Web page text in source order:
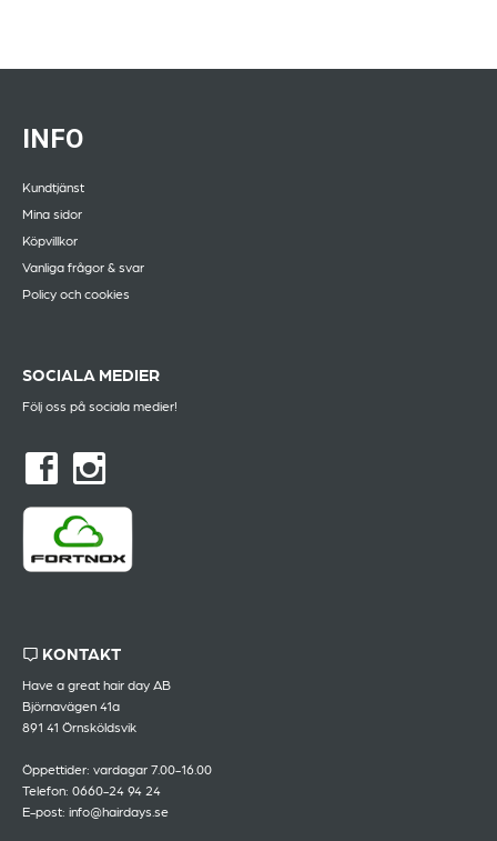
INFO
Kundtjänst
Mina sidor
Köpvillkor
Vanliga frågor & svar
Policy och cookies
SOCIALA MEDIER
Följ oss på sociala medier!
KONTAKT
Have a great hair day AB
Björnavägen 41a
891 41 Örnsköldsvik
Öppettider: vardagar 7.00-16.00
Telefon: 0660-24 94 24
E-post: info@hairdays.se